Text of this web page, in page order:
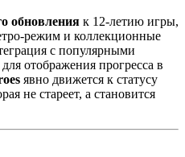
обновления к 12-летию игры,
режим и коллекционные
с популярными
отображения прогресса в
явно движется к статусу
не стареет, а становится